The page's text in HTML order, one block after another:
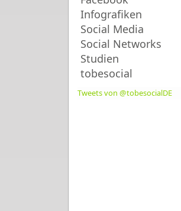
Infografiken
Social Media
Social Networks
Studien
tobesocial
Tweets von @tobesocialDE